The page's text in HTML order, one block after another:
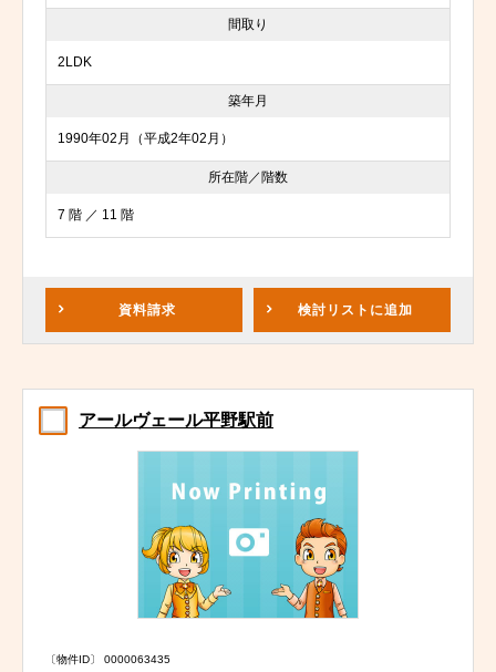
間取り
2LDK
築年月
1990年02月（平成2年02月）
所在階／階数
7 階 ／ 11 階
資料請求 検討リスト に追加
アールヴェール平野駅前
〔物件ID〕 0000063435